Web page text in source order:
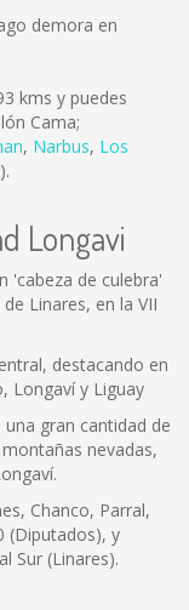
demora en
kms y puedes
Cama;
, Narbus, Los
).
Longavi
'cabeza de culebra'
Linares, en la VII
destacando en
Longaví y Liguay
gran cantidad de
nevadas,
Chanco, Parral,
(Diputados), y
Sur (Linares).